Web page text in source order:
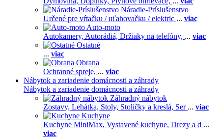
Náradie-Príslušenstvo
Určené pre vŕtačku / uťahovačku / elektric ... viac
Auto-moto
Autokamery, Autorádiá, Držiaky na telefóny, ... viac
Ostatné
... viac
Obrana
Ochranné spreje, ... viac
Nábytok a zariadenie domácnosti a záhrady
Nábytok a zariadenie domácnosti a záhrady
Záhradný nábytok
Zostavy, Lehátka, Stoly, Stoličky a kreslá, Ser ... viac
Kuchyne
Kuchyne MiniMax, Vystavené kuchyne, Drezy a d ...
viac